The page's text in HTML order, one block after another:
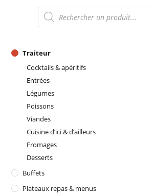
Recherche
de
produits
Traiteur
Cocktails & apéritifs
Entrées
Légumes
Poissons
Viandes
Cuisine d’ici & d’ailleurs
Fromages
Desserts
Buffets
Plateaux repas & menus